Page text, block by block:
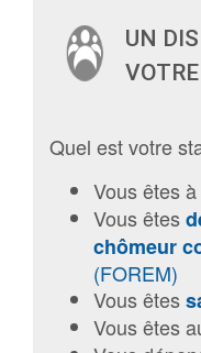
UN
Quel est votre
Vous êtes
Vous êtes
chômeur
(FOREM)
Vous êtes
Vous êtes